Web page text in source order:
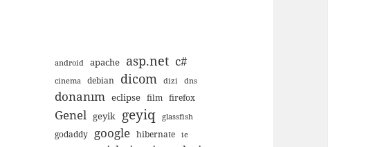
android apache asp.net c#
cinema debian dicom dizi dns
donanım eclipse film firefox
Genel geyik geyiq glassfish
godaddy google hibernate
ie